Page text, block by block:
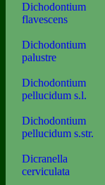
Dichodontium
flavescens
Dichodontium
palustre
Dichodontium
pellucidum s.l.
Dichodontium
pellucidum s.str.
Dicranella
cerviculata